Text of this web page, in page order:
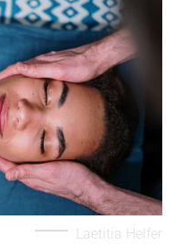
Laetitia Helfer